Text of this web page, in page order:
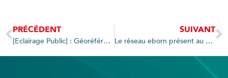
PRÉCÉDENT
[Eclairage Public] : Géoréférencer les réseaux : 85 communes intéressées par le groupement de commandes du SYANE
SUIVANT
Le réseau eborn présent au Salon du véhicule électrique et hybride à Val d’Isère du 13 au 16 juillet